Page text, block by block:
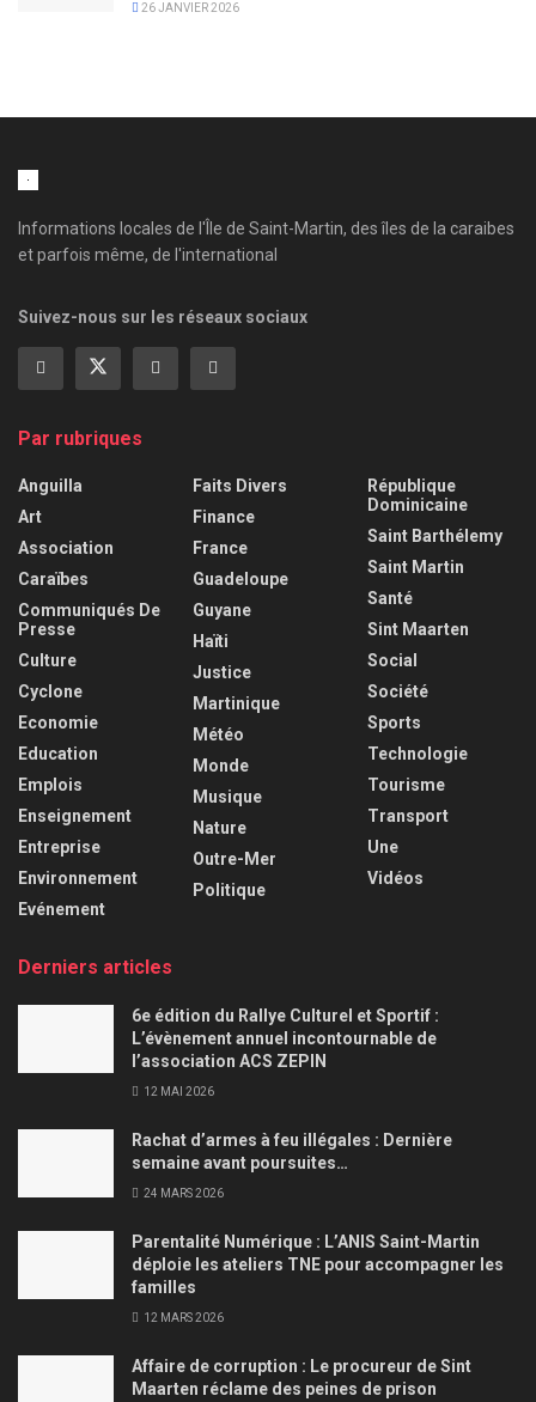
26 JANVIER 2026
Informations locales de l'Île de Saint-Martin, des îles de la caraibes
et parfois même, de l'international
Suivez-nous sur les réseaux sociaux
Par rubriques
Anguilla
Art
Association
Caraïbes
Communiqués De
Presse
Culture
Cyclone
Economie
Education
Emplois
Enseignement
Entreprise
Environnement
Evénement
Faits Divers
Finance
France
Guadeloupe
Guyane
Haïti
Justice
Martinique
Météo
Monde
Musique
Nature
Outre-Mer
Politique
République
Dominicaine
Saint Barthélemy
Saint Martin
Santé
Sint Maarten
Social
Société
Sports
Technologie
Tourisme
Transport
Une
Vidéos
Derniers articles
6e édition du Rallye Culturel et Sportif :
L’évènement annuel incontournable de
l’association ACS ZEPIN
12 MAI 2026
Rachat d’armes à feu illégales : Dernière
semaine avant poursuites…
24 MARS 2026
Parentalité Numérique : L’ANIS Saint-Martin
déploie les ateliers TNE pour accompagner les
familles
12 MARS 2026
Affaire de corruption : Le procureur de Sint
Maarten réclame des peines de prison